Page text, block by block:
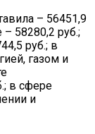
– 56451,9
58280,2 руб.;
руб.; в
газом и
в сфере
и